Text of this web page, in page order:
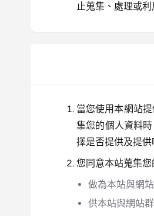
止蒐集、處理或
當您使用本網站
集您的個人資料
擇是否提供及提
您同意本站蒐集
做為本站與網
供本站與網站